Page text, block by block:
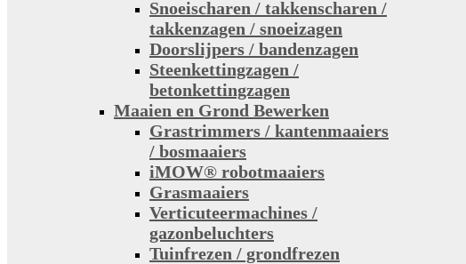
Snoeischaren / takkenscharen /
takkenzagen / snoeizagen
Doorslijpers / bandenzagen
Steenkettingzagen /
betonkettingzagen
Maaien en Grond Bewerken
Grastrimmers / kantenmaaiers
/ bosmaaiers
iMOW® robotmaaiers
Grasmaaiers
Verticuteermachines /
gazonbeluchters
Tuinfrezen / grondfrezen